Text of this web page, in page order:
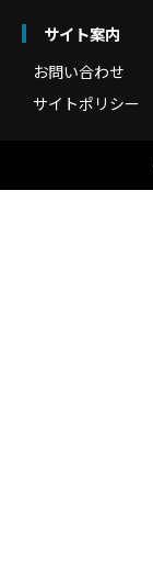
サイト案内
お問い合わせ
サイトポリシー